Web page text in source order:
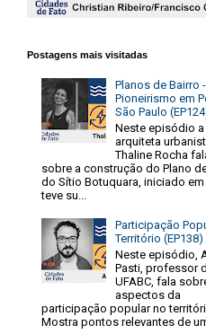
Postagens mais visitadas
Planos de Bairro -
Pioneirismo em
São Paulo
Neste episódio a
arquiteta
Thaline Rocha
sobre a construção do Plano
do Sítio Botuquara, iniciado em
teve su...
Participação
Território (EP138)
Neste episódio,
Pasti, professor
UFABC, fala
aspectos da
participação popular no
Mostra pontos relevantes de um